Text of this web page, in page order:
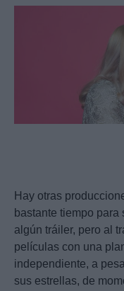
Hay otras
bastante tiempo
algún tráiler, pero al
películas con una
independiente, a
sus estrellas, de